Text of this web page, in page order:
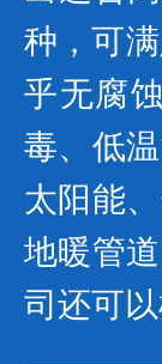
种，可
乎无腐
毒、低
太阳能
地暖管
司还可